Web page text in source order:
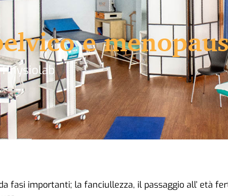
e
fasi importanti; la fanciullezza, il passaggio all’ età